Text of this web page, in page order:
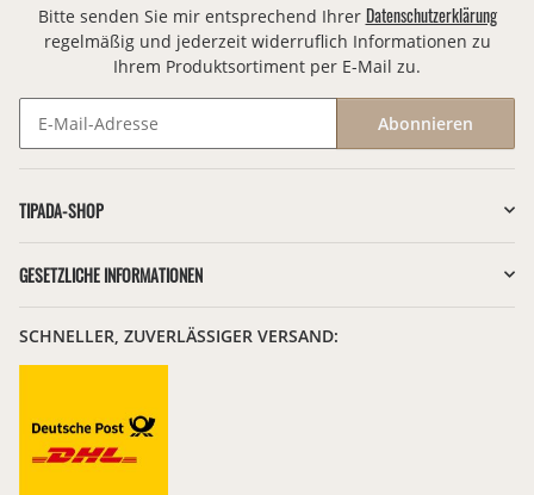
Bitte senden Sie mir entsprechend Ihrer Datenschutzerklärung
regelmäßig und jederzeit widerruflich Informationen zu
Ihrem Produktsortiment per E-Mail zu.
Abonnieren
TIPADA-SHOP
GESETZLICHE INFORMATIONEN
SCHNELLER, ZUVERLÄSSIGER VERSAND: